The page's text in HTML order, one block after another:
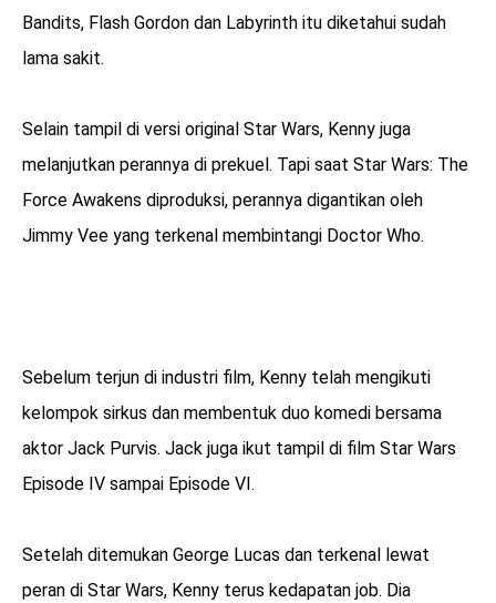
Bandits, Flash Gordon dan Labyrinth itu diketahui sudah
lama sakit.
Selain tampil di versi original Star Wars, Kenny juga
melanjutkan perannya di prekuel. Tapi saat Star Wars: The
Force Awakens diproduksi, perannya digantikan oleh
Jimmy Vee yang terkenal membintangi Doctor Who.
Sebelum terjun di industri film, Kenny telah mengikuti
kelompok sirkus dan membentuk duo komedi bersama
aktor Jack Purvis. Jack juga ikut tampil di film Star Wars
Episode IV sampai Episode VI.
Setelah ditemukan George Lucas dan terkenal lewat
peran di Star Wars, Kenny terus kedapatan job. Dia